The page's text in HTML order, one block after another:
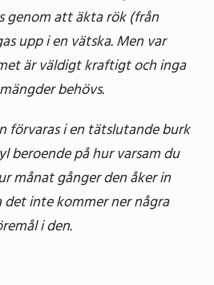
genom att äkta rök (från
upp i en vätska. Men var
är väldigt kraftigt och inga
behövs.
förvaras i en tätslutande burk
beroende på hur varsam du
månat gånger den åker in
inte kommer ner några
i den.